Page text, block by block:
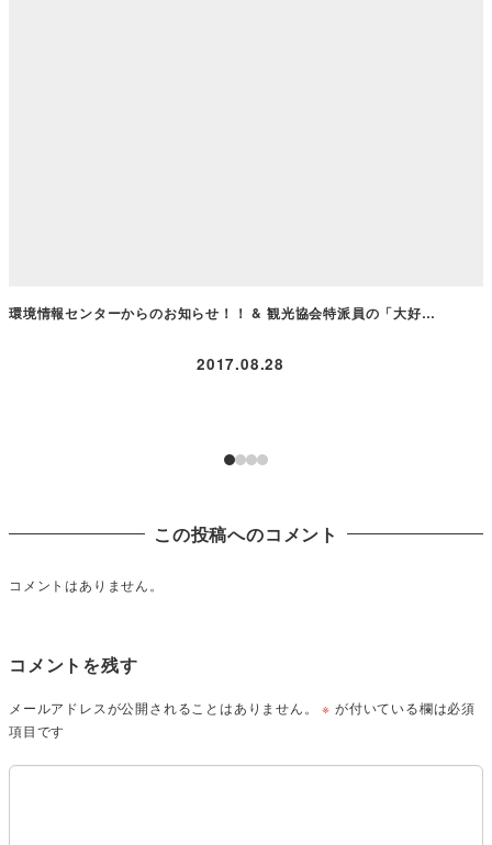
環境情報センターからのお知らせ！！ & 観光協会特派員の「大好…
2017.08.28
この投稿へのコメント
コメントはありません。
コメントを残す
メールアドレスが公開されることはありません。 ※ が付いている欄は必須
項目です